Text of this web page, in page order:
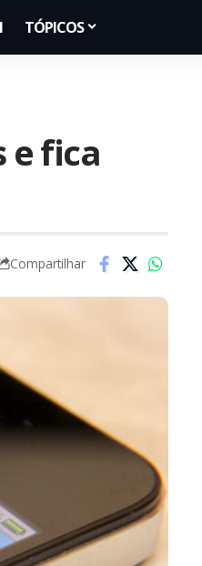
TÓPICOS
e fica
Compartilhar